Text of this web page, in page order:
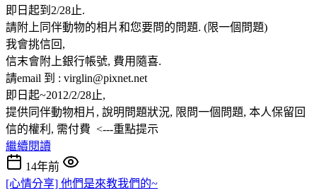
即日起到2/28止.
請附上同伴動物的相片和您要問的問題. (限一個問題)
我會挑信回,
信末會附上銀行帳號, 費用隨喜.
請email 到 : virglin@pixnet.net
即日起~2012/2/28止,
提供同伴動物相片, 說明問題狀況, 限問一個問題, 本人保留回
信的權利, 需付費 <---重點提示
繼續閱讀
14年前
[心情分享] 他們是來教我們的~